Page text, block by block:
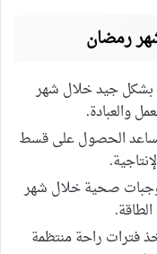
رمضان
بشكل جيد خلال شهر
والعبادة.
الحصول على قسط
صحية خلال شهر
فترات راحة منتظمة